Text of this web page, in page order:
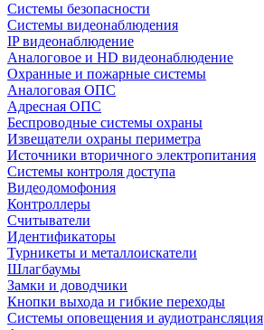
Системы безопасности
Системы видеонаблюдения
IP видеонаблюдение
Аналоговое и HD видеонаблюдение
Охранные и пожарные системы
Аналоговая ОПС
Адресная ОПС
Беспроводные системы охраны
Извещатели охраны периметра
Источники вторичного электропитания
Системы контроля доступа
Видеодомофония
Контроллеры
Считыватели
Идентификаторы
Турникеты и металлоискатели
Шлагбаумы
Замки и доводчики
Кнопки выхода и гибкие переходы
Системы оповещения и аудиотрансляция